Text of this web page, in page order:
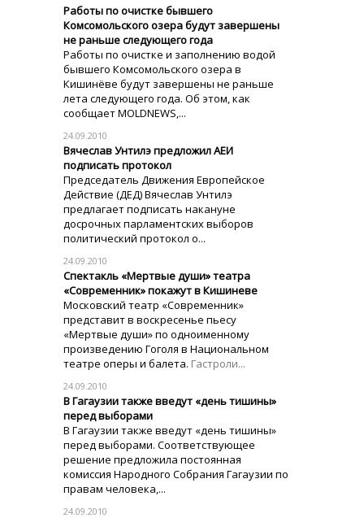
Работы по очистке бывшего
Комсомольского озера будут завершены
не раньше следующего года
Работы по очистке и заполнению водой
бывшего Комсомольского озера в
Кишинёве будут завершены не раньше
лета следующего года. Об этом, как
сообщает MOLDNEWS,...
24.09.2010
Вячеслав Унтилэ предложил АЕИ
подписать протокол
Председатель Движения Европейское
Действие (ДЕД) Вячеслав Унтилэ
предлагает подписать накануне
досрочных парламентских выборов
политический протокол о...
24.09.2010
Спектакль «Мертвые души» театра
«Современник» покажут в Кишиневе
Московский театр «Современник»
представит в воскресенье пьесу
«Мертвые души» по одноименному
произведению Гоголя в Национальном
театре оперы и балета. Гастроли...
24.09.2010
В Гагаузии также введут «день тишины»
перед выборами
В Гагаузии также введут «день тишины»
перед выборами. Соответствующее
решение предложила постоянная
комиссия Народного Собрания Гагаузии по
правам человека,...
24.09.2010